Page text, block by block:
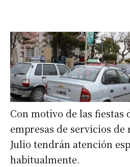
Con motivo de las fiestas
empresas de servicios de
Julio tendrán atención
habitualmente.